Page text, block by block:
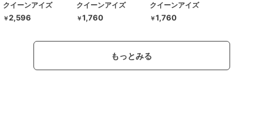
クイーンアイズ
￥2,596
クイーンアイズ
￥1,760
クイーンアイズ
￥1,760
もっとみる